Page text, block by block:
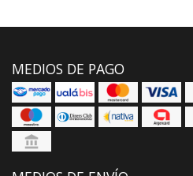
MEDIOS DE PAGO